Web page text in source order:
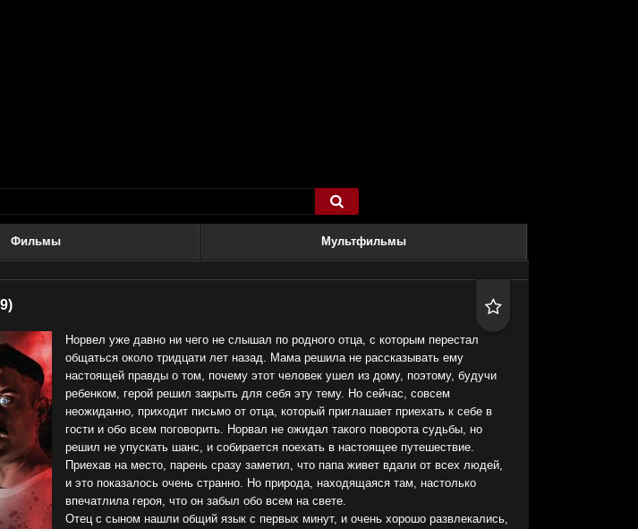

Фильмы Мультфильмы

Норвел уже давно ни чего не слышал по родного отца, с которым перестал
общаться около тридцати лет назад. Мама решила не рассказывать ему
настоящей правды о том, почему этот человек ушел из дому, поэтому, будучи
ребенком, герой решил закрыть для себя эту тему. Но сейчас, совсем
неожиданно, приходит письмо от отца, который приглашает приехать к себе в
гости и обо всем поговорить. Норвал не ожидал такого поворота судьбы, но
решил не упускать шанс, и собирается поехать в настоящее путешествие.
Приехав на место, парень сразу заметил, что папа живет вдали от всех людей,
и это показалось очень странно. Но природа, находящаяся там, настолько
впечатлила героя, что он забыл обо всем на свете.
Отец с сыном нашли общий язык с первых минут, и очень хорошо развлекались,